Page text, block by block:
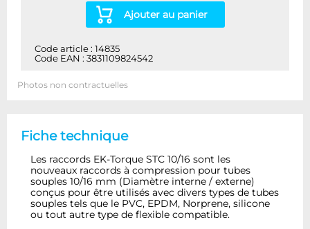
Ajouter au panier
Code article : 14835
Code EAN : 3831109824542
Photos non contractuelles
Fiche technique
Les raccords EK-Torque STC 10/16 sont les
nouveaux raccords à compression pour tubes
souples 10/16 mm (Diamètre interne / externe)
conçus pour être utilisés avec divers types de tubes
souples tels que le PVC, EPDM, Norprene, silicone
ou tout autre type de flexible compatible.